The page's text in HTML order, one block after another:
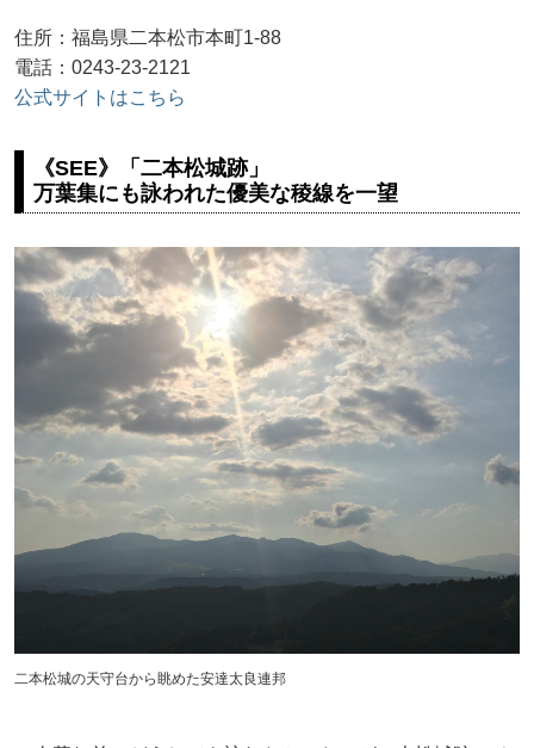
住所：福島県二本松市本町1-88
電話：0243-23-2121
公式サイトはこちら
《SEE》「二本松城跡」
万葉集にも詠われた優美な稜線を一望
二本松城の天守台から眺めた安達太良連邦